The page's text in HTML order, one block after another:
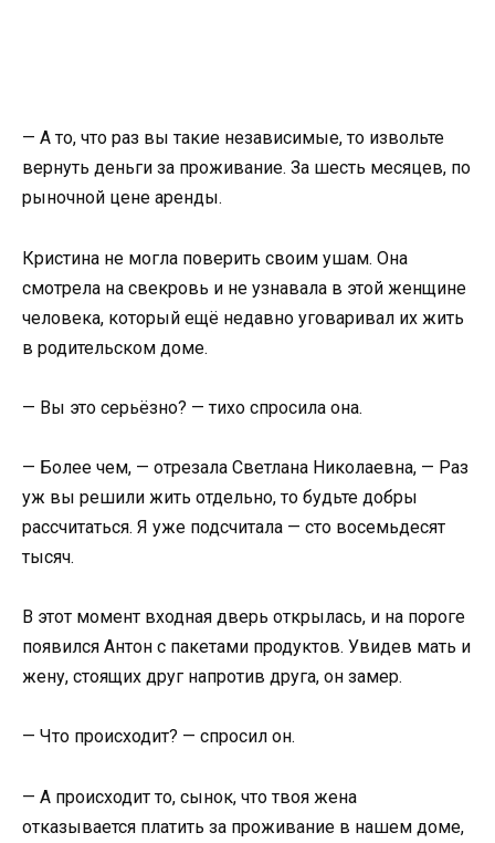
— А то, что раз вы такие независимые, то извольте
вернуть деньги за проживание. За шесть месяцев, по
рыночной цене аренды.
Кристина не могла поверить своим ушам. Она
смотрела на свекровь и не узнавала в этой женщине
человека, который ещё недавно уговаривал их жить
в родительском доме.
— Вы это серьёзно? — тихо спросила она.
— Более чем, — отрезала Светлана Николаевна, — Раз
уж вы решили жить отдельно, то будьте добры
рассчитаться. Я уже подсчитала — сто восемьдесят
тысяч.
В этот момент входная дверь открылась, и на пороге
появился Антон с пакетами продуктов. Увидев мать и
жену, стоящих друг напротив друга, он замер.
— Что происходит? — спросил он.
— А происходит то, сынок, что твоя жена
отказывается платить за проживание в нашем доме,